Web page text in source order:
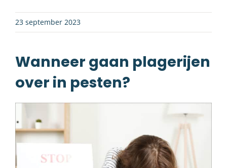
23 september 2023
Wanneer gaan plagerijen
over in pesten?